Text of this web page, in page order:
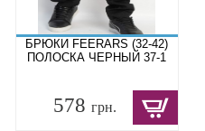
БРЮКИ FEERARS (32-42)
ПОЛОСКА ЧЕРНЫЙ 37-1
578грн.